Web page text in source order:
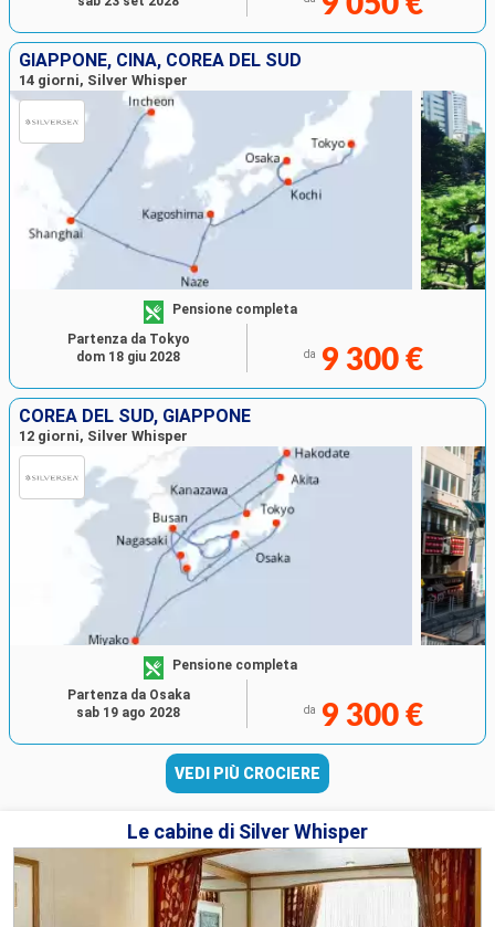
GIAPPONE, CINA, COREA DEL SUD
14 giorni, Silver Whisper
Pensione completa
da 9 300 €
Partenza da Tokyo
dom 18 giu 2028
COREA DEL SUD, GIAPPONE
12 giorni, Silver Whisper
Pensione completa
da 9 300 €
Partenza da Osaka
sab 19 ago 2028
VEDI PIÙ CROCIERE
Le cabine di Silver Whisper